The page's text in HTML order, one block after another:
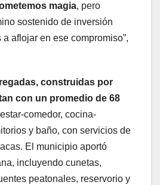
magia, pero
sostenido de inversión
aflojar en ese compromiso”,
construidas por
con un promedio de 68
comedor, cocina-
y baño, con servicios de
El municipio aportó
incluyendo cunetas,
peatonales, reservorio y